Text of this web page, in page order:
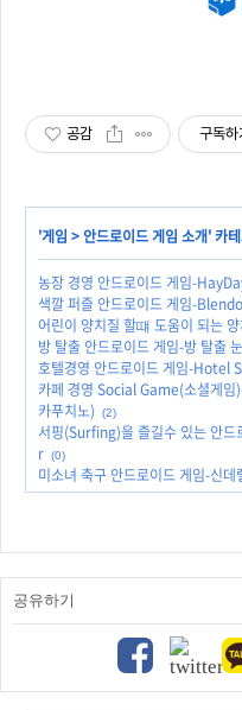
공감 구독하
'게임 >안드로이드 게임 소개' 카
농장 경영 안드로이드 게임-
색깔 퍼즐 안드로이드 게임-
어린이 양치질 할떄 도움이 되는
방 탈출 안드로이드 게임-방 탈출
호텔경영 안드로이드 게임-Hotel
카페 경영 Social Game(소셜게
카푸치노)
(2)
서핑(Surfing)을 즐길수 있는 안
r (0)
미소녀 축구 안드로이드 게임-신데
공유하기